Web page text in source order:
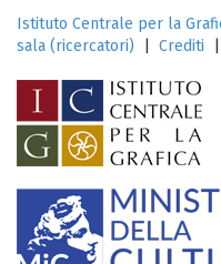
Istituto Centrale per la
sala (ricercatori)
Crediti